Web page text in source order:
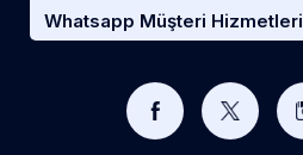
Whatsapp Müşteri Hizmetleri